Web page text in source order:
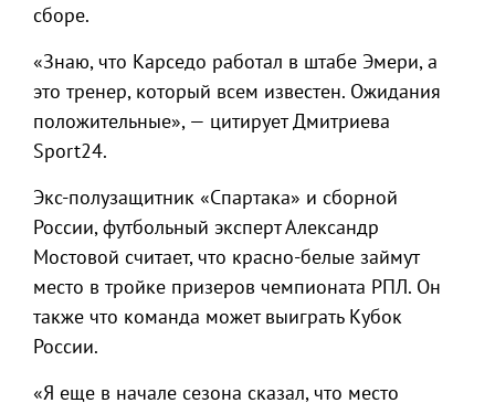
сборе.
«Знаю, что Карседо работал в штабе Эмери, а
это тренер, который всем известен. Ожидания
положительные», — цитирует Дмитриева
Sport24.
Экс-полузащитник «Спартака» и сборной
России, футбольный эксперт Александр
Мостовой считает, что красно-белые займут
место в тройке призеров чемпионата РПЛ. Он
также что команда может выиграть Кубок
России.
«Я еще в начале сезона сказал, что место